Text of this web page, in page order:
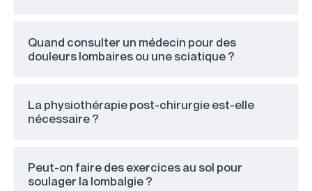
Quand consulter un médecin pour des
douleurs lombaires ou une sciatique ?
La physiothérapie post-chirurgie est-elle
nécessaire ?
Peut-on faire des exercices au sol pour
soulager la lombalgie ?